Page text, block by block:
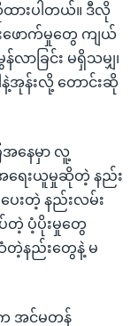
ထားပါတယ်။ ဒီလို
ဖောက်မှုတွေ ကျယ်
လာခြင်း မရှိသမျှ၊
အုန်းလို့ တောင်းဆို
အနေမှာ လူ့
ေးယူမှုဆိုတဲ့ နည်း
ေးတဲ့ နည်းလမ်း
တဲ့ ပံ့ပိုးမှုတွေ
တဲ့နည်းတွေနဲ့ မ
က အင်မတန်